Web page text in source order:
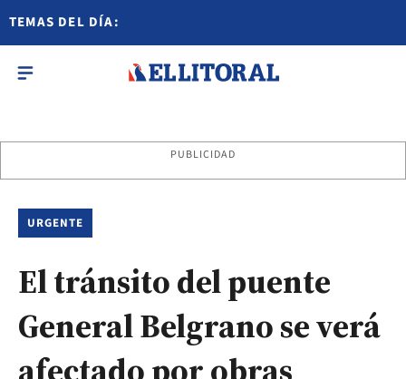
TEMAS DEL DÍA:
PUBLICIDAD
URGENTE
El tránsito del puente
General Belgrano se verá